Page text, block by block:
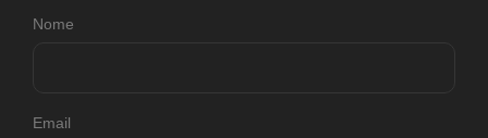
Nome
Email